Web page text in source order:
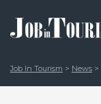
Job In Tourism > News >